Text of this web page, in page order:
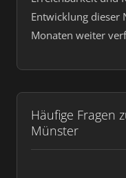
Entwicklung dieser
Monaten weiter
Häufige Fragen
Münster